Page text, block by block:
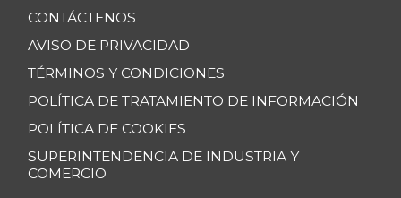
CONTÁCTENOS
AVISO DE PRIVACIDAD
TÉRMINOS Y CONDICIONES
POLÍTICA DE TRATAMIENTO DE INFORMACIÓN
POLÍTICA DE COOKIES
SUPERINTENDENCIA DE INDUSTRIA Y
COMERCIO